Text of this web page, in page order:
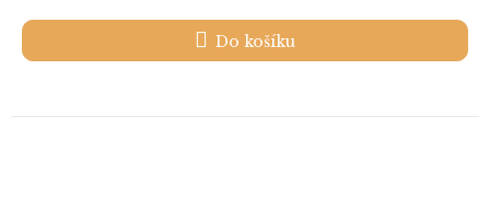
Do košíku